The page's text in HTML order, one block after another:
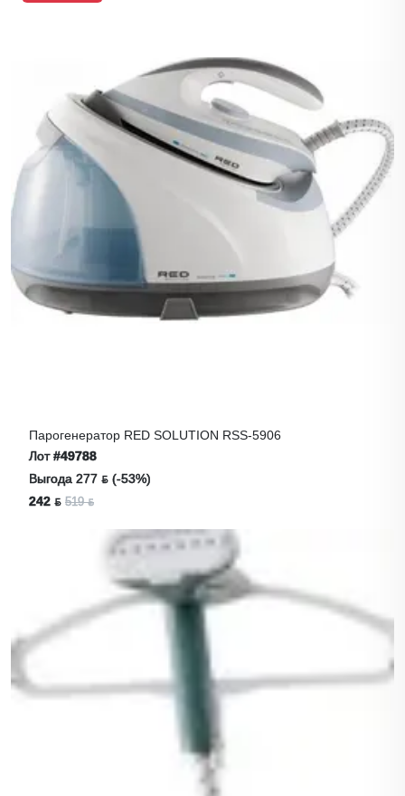
Парогенератор RED SOLUTION RSS-5906
Лот#49788
Выгода 277 ƃ (-53%)
242 ƃ 519 ƃ